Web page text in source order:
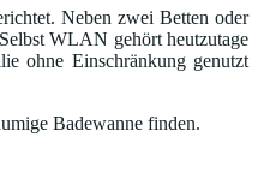
Neben zwei Betten oder
WLAN gehört heutzutage
ohne Einschränkung genutzt
Badewanne finden.